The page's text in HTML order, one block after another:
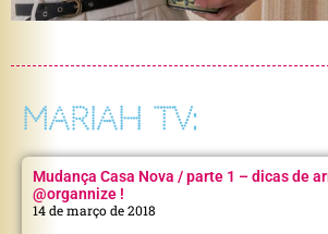
MARIAH TV:
Mudança Casa Nova / parte 1 – dicas de
@organnize !
14 de março de 2018